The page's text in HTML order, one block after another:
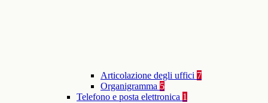
Articolazione degli uffici 7
Organigramma 5
Telefono e posta elettronica 1